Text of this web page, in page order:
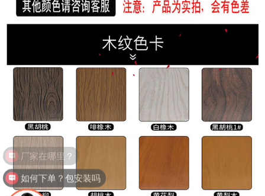
如何下单？包安装吗